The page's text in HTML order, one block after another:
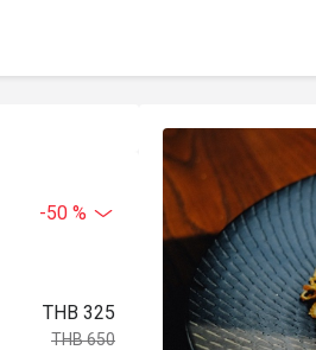
-50 %
THB 325
THB 650